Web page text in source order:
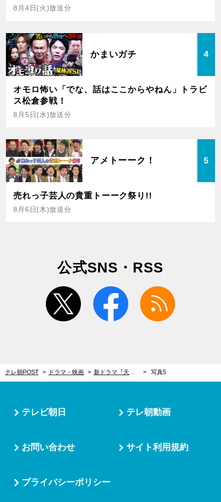
8月4日(火)放送分
かまいガチ 4
オモロ怖い「でな、話はここからやねん」トラビ
ス松倉参戦！
8月5日(水)放送分
アメトーーク！ 5
売れっ子芸人の貴重トーーク祭り!!
8月6日(木)放送分
公式SNS・RSS
twitter facebook
テレ朝POST ドラマ・映画 新ドラマ『天久鷹央の推理カルテ』豪華キャストが集合！主演・橋本環奈「長ゼリフと毎日格闘」 写真5
テレビ朝日 テレ朝動画
お問い合わせ サイト利用規約
プライバシーポリシー